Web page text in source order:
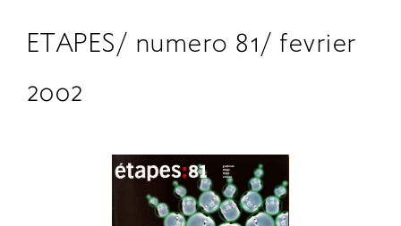
SCHOLARSHIP
ETAPES/ numero 81/ fevrier
2002